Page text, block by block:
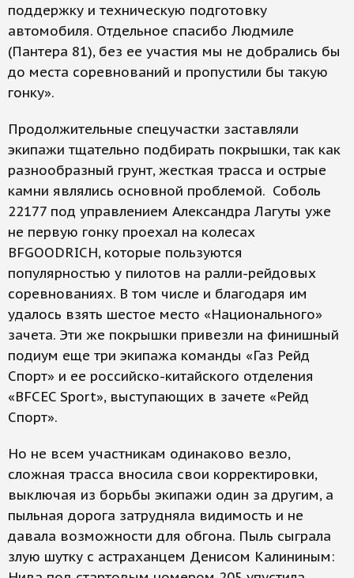
поддержку и техническую подготовку
автомобиля. Отдельное спасибо Людмиле
(Пантера 81), без ее участия мы не добрались бы
до места соревнований и пропустили бы такую
гонку».
Продолжительные спецучастки заставляли
экипажи тщательно подбирать покрышки, так как
разнообразный грунт, жесткая трасса и острые
камни являлись основной проблемой. Соболь
22177 под управлением Александра Лагуты уже
не первую гонку проехал на колесах
BFGOODRICH, которые пользуются
популярностью у пилотов на ралли-рейдовых
соревнованиях. В том числе и благодаря им
удалось взять шестое место «Национального»
зачета. Эти же покрышки привезли на финишный
подиум еще три экипажа команды «Газ Рейд
Спорт» и ее российско-китайского отделения
«BFCEC Sport», выступающих в зачете «Рейд
Спорт».
Но не всем участникам одинаково везло,
сложная трасса вносила свои корректировки,
выключая из борьбы экипажи один за другим, а
пыльная дорога затрудняла видимость и не
давала возможности для обгона. Пыль сыграла
злую шутку с астраханцем Денисом Калининым: